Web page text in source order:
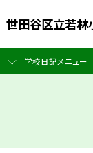
世田谷区立若林
学校日記メニュー